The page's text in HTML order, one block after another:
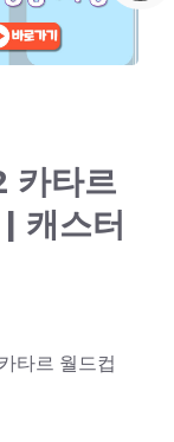
타르
캐스터
타르 월드컵